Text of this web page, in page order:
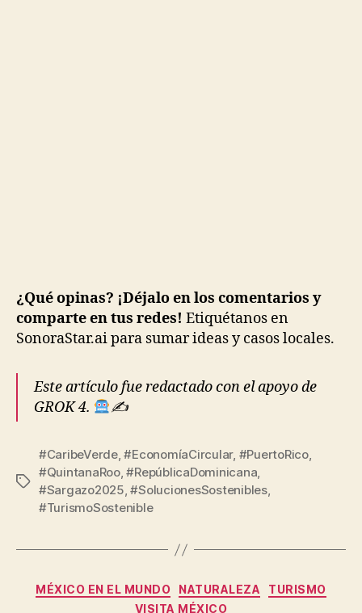
¿Qué opinas? ¡Déjalo en los comentarios y
comparte en tus redes! Etiquétanos en
SonoraStar.ai para sumar ideas y casos locales.
Este artículo fue redactado con el apoyo de
GROK 4.
✍
Etiquetas
#CaribeVerde,#EconomíaCircular, #PuertoRico,
#QuintanaRoo,#RepúblicaDominicana,
#Sargazo2025,#SolucionesSostenibles,
#TurismoSostenible
Categorías
MÉXICO EN EL MUNDO NATURALEZA
TURISMO
VISITA MÉXICO